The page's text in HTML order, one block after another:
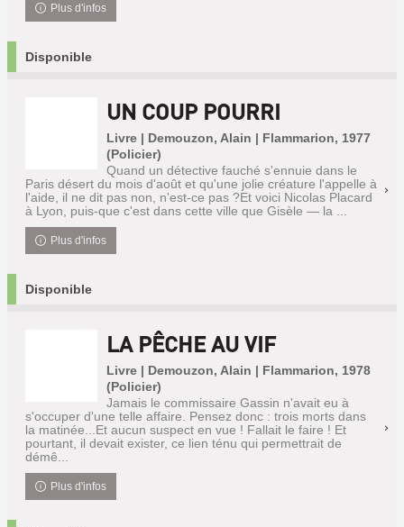
Plus d'infos
Disponible
UN COUP POURRI
Livre | Demouzon, Alain | Flammarion, 1977
(Policier)
Quand un détective fauché s'ennuie dans le
Paris désert du mois d'août et qu'une jolie créature l'appelle à
l'aide, il ne dit pas non, n'est-ce pas ?Et voici Nicolas Placard
à Lyon, puis-que c'est dans cette ville que Gisèle — la ...
Plus d'infos
Disponible
LA PÊCHE AU VIF
Livre | Demouzon, Alain | Flammarion, 1978
(Policier)
Jamais le commissaire Gassin n'avait eu à
s'occuper d'une telle affaire. Pensez donc : trois morts dans
la matinée...Et aucun suspect en vue ! Fallait le faire ! Et
pourtant, il devait exister, ce lien ténu qui permettrait de
démê...
Plus d'infos